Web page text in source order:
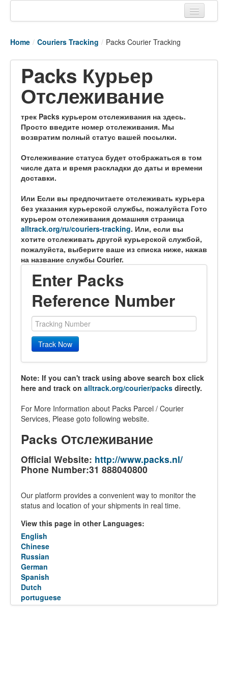
Tracking links
Couriers Tracking
Air Cargo Tracking
Vessel Tracking
Port Of Calls
Home / Couriers Tracking / Packs Courier Tracking
Packs Курьер
Отслеживание
трек Packs курьером отслеживания на здесь.
Просто введите номер отслеживания. Мы
возвратим полный статус вашей посылки.
Отслеживание статуса будет отображаться в том
числе дата и время раскладки до даты и времени
доставки.
Или Если вы предпочитаете отслеживать курьера
без указания курьерской службы, пожалуйста Гото
курьером отслеживания домашняя страница
alltrack.org/ru/couriers-tracking. Или, если вы
хотите отслеживать другой курьерской службой,
пожалуйста, выберите ваше из списка ниже, нажав
на название службы Courier.
Enter Packs
Reference Number
Track Now
Note: If you can't track using above search box click
here and track on alltrack.org/courier/packs directly.
For More Information about Packs Parcel / Courier
Services, Please goto following website.
Packs Отслеживание
Official Website: http://www.packs.nl/
Phone Number:31 888040800
Our platform provides a convenient way to monitor the
status and location of your shipments in real time.
View this page in other Languages:
English
Chinese
Russian
German
Spanish
Dutch
portuguese